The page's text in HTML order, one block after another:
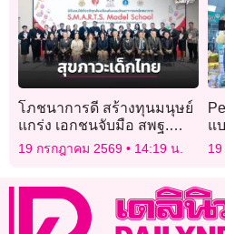
โภชนาการดี สร้างทุนมนุษย์
แกร่ง เอกชนจับมือ สพฐ.
ขยายผลโรงเรียนต้นแบบ
19 กรกฎาคม 2569 14:19 น.
แ
กิ